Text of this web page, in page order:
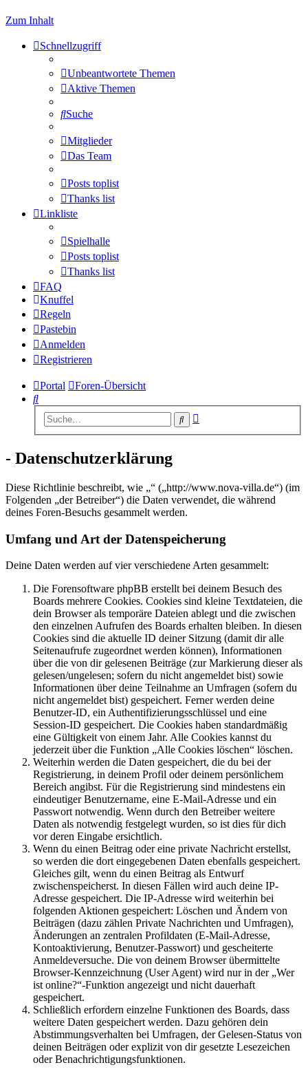
Zum Inhalt
Schnellzugriff
Unbeantwortete Themen
Aktive Themen
Suche
Mitglieder
Das Team
Posts toplist
Thanks list
Linkliste
Spielhalle
Posts toplist
Thanks list
FAQ
Knuffel
Regeln
Pastebin
Anmelden
Registrieren
Portal
Foren-Übersicht
Suche
Suche
- Datenschutzerklärung
Diese Richtlinie beschreibt, wie „“ („http://www.nova-villa.de“) (im
Folgenden „der Betreiber“) die Daten verwendet, die während
deines Foren-Besuchs gesammelt werden.
Umfang und Art der Datenspeicherung
Deine Daten werden auf vier verschiedene Arten gesammelt:
Die Forensoftware phpBB erstellt bei deinem Besuch des
Boards mehrere Cookies. Cookies sind kleine Textdateien, die
dein Browser als temporäre Dateien ablegt und die zwischen
den einzelnen Aufrufen des Boards erhalten bleiben. In diesen
Cookies sind die aktuelle ID deiner Sitzung (damit dir alle
Seitenaufrufe zugeordnet werden können), Informationen
über die von dir gelesenen Beiträge (zur Markierung dieser als
gelesen/ungelesen; sofern du nicht angemeldet bist) sowie
Informationen über deine Teilnahme an Umfragen (sofern du
nicht angemeldet bist) gespeichert. Ferner werden deine
Benutzer-ID, ein Authentifizierungsschlüssel und eine
Session-ID gespeichert. Die Cookies haben standardmäßig
eine Gültigkeit von einem Jahr. Alle Cookies kannst du
jederzeit über die Funktion „Alle Cookies löschen“ löschen.
Weiterhin werden die Daten gespeichert, die du bei der
Registrierung, in deinem Profil oder deinem persönlichem
Bereich angibst. Für die Registrierung sind mindestens ein
eindeutiger Benutzername, eine E-Mail-Adresse und ein
Passwort notwendig. Wenn durch den Betreiber weitere
Daten als notwendig festgelegt wurden, so ist dies für dich
vor deren Eingabe ersichtlich.
Wenn du einen Beitrag oder eine private Nachricht erstellst,
so werden die dort eingegebenen Daten ebenfalls gespeichert.
Gleiches gilt, wenn du einen Beitrag als Entwurf
zwischenspeicherst. In diesen Fällen wird auch deine IP-
Adresse gespeichert. Die IP-Adresse wird weiterhin bei
folgenden Aktionen gespeichert: Löschen und Ändern von
Beiträgen (dazu zählen Private Nachrichten und Umfragen),
Änderungen an zentralen Profildaten (E-Mail-Adresse,
Kontoaktivierung, Benutzer-Passwort) und gescheiterte
Anmeldeversuche. Die von deinem Browser übermittelte
Browser-Kennzeichnung (User Agent) wird nur in der „Wer
ist online?“-Funktion angezeigt und nicht dauerhaft
gespeichert.
Schließlich erfordern einzelne Funktionen des Boards, dass
weitere Daten gespeichert werden. Dazu gehören dein
Abstimmungsverhalten bei Umfragen, der Gelesen-Status von
deinen Beiträgen oder explizit von dir gesetzte Lesezeichen
oder Benachrichtigungsfunktionen.